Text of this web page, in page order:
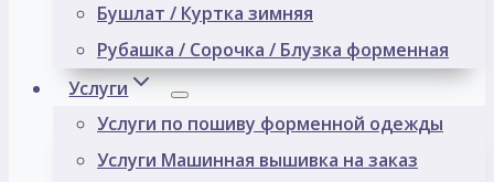
Бушлат / Куртка зимняя
Рубашка / Сорочка / Блузка форменная
Услуги
Услуги по пошиву форменной одежды
Услуги Машинная вышивка на заказ